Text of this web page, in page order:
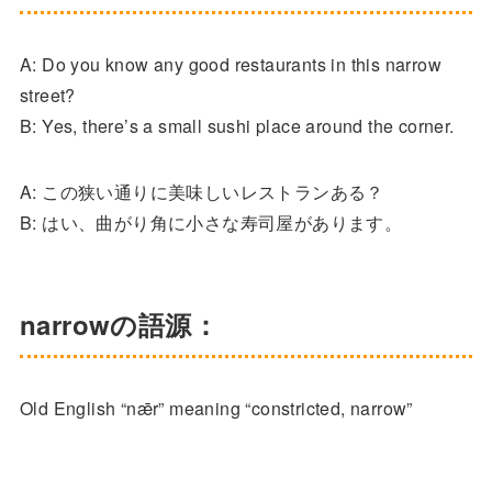
A: Do you know any good restaurants in this narrow
street?
B: Yes, there’s a small sushi place around the corner.
A: この狭い通りに美味しいレストランある？
B: はい、曲がり角に小さな寿司屋があります。
narrowの語源：
Old English “nǣr” meaning “constricted, narrow”